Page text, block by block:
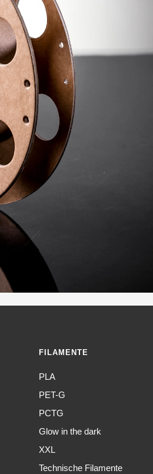
FILAMENTE
PLA
PET-G
PCTG
Glow in the dark
XXL
Technische Filamente